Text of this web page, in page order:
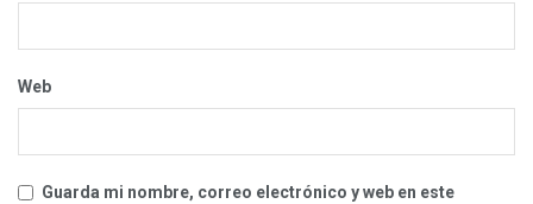
Web
Guarda mi nombre, correo electrónico y web en este